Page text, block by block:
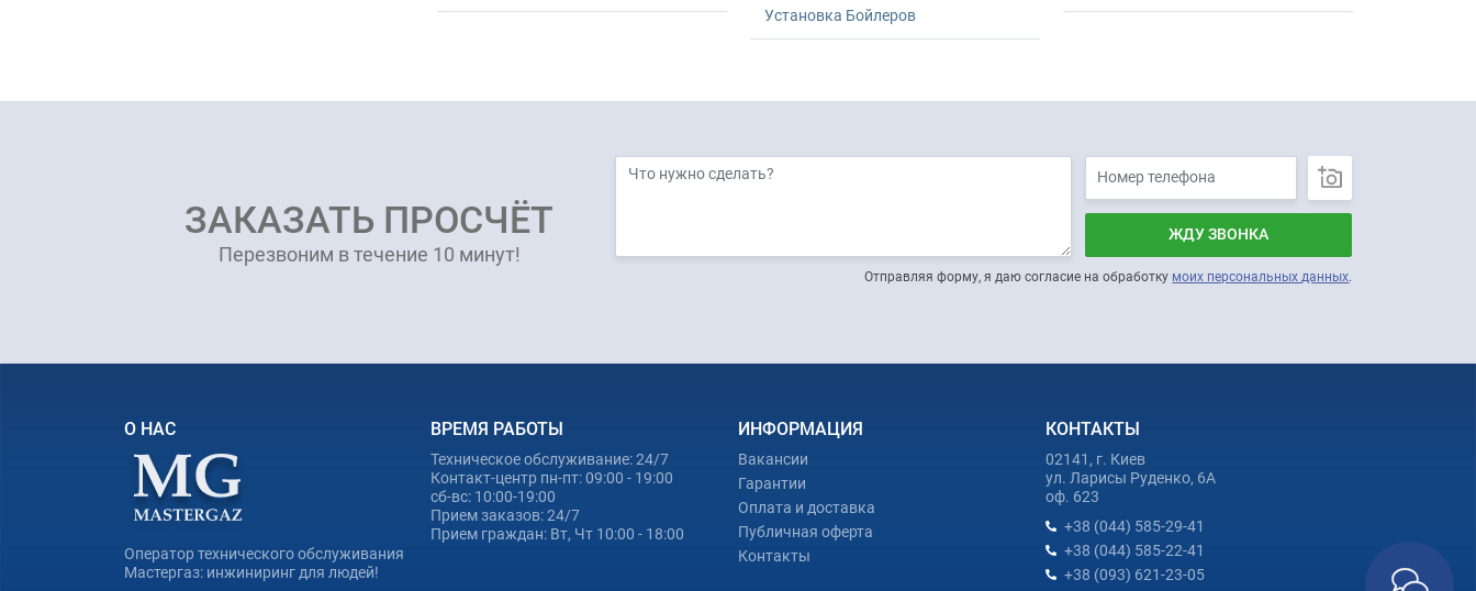
Установка Бойлеров
ЗАКАЗАТЬ ПРОСЧЁТ
Перезвоним в течение 10 минут!
ЖДУ ЗВОНКА
Отправляя форму, я даю согласие на обработку моих персональных данных.
О НАС
Оператор технического обслуживания
Мастергаз: инжиниринг для людей!
ВРЕМЯ РАБОТЫ
Техническое обслуживание: 24/7
Контакт-центр пн-пт: 09:00 - 19:00
сб-вс: 10:00-19:00
Прием заказов: 24/7
Прием граждан: Вт, Чт 10:00 - 18:00
ИНФОРМАЦИЯ
Вакансии
Гарантии
Оплата и доставка
Публичная оферта
Контакты
КОНТАКТЫ
02141, г. Киев
ул. Ларисы Руденко, 6А
оф. 623
+38 (044) 585-29-41
+38 (044) 585-22-41
+38 (093) 621-23-05